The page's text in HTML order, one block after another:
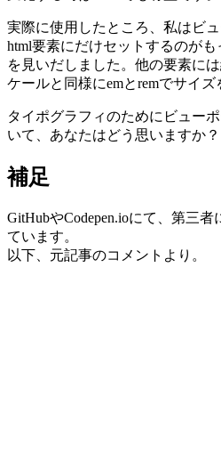
実際に使用したところ、私はビ
html要素にだけセットするのが
を見いだしました。他の要素に
ケールと同様にemとremでサイズ
タイポグラフィのためにビュー
いて、あなたはどう思いますか？
補足
GitHubやCodepen.ioにて、第三
ています。
以下、元記事のコメントより。